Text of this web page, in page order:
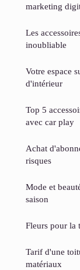
marketing
Les
inoubliable
Votre espace
d'intérieur
Top 5
avec car play
Achat
risques
Mode et
saison
Fleurs pour la
Tarif d'une
matériaux